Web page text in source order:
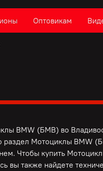
Оптовикам
BMW (БМВ) во
Мотоциклы BMW
Чтобы купить
вы также найдете